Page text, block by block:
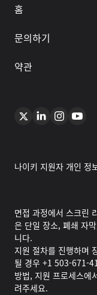
홈
문의하기
약관
나이키 지원자 개인 정
면접 과정에서 스크린
은 단일 장소, 폐쇄 자
니다.
지원 절차를 진행하며
될 경우 +1 503-671-
방법, 지원 프로세스에
려주세요.